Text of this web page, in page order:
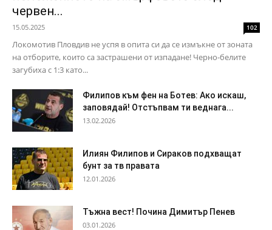
червен...
15.05.2025 102
Локомотив Пловдив не успя в опита си да се измъкне от зоната
на отборите, които са застрашени от изпадане! Черно-белите
загубиха с 1:3 като...
Филипов към фен на Ботев: Ако искаш,
заповядай! Отстъпвам ти веднага...
13.02.2026
Илиян Филипов и Сираков подхващат
бунт за тв правата
12.01.2026
Тъжна вест! Почина Димитър Пенев
03.01.2026